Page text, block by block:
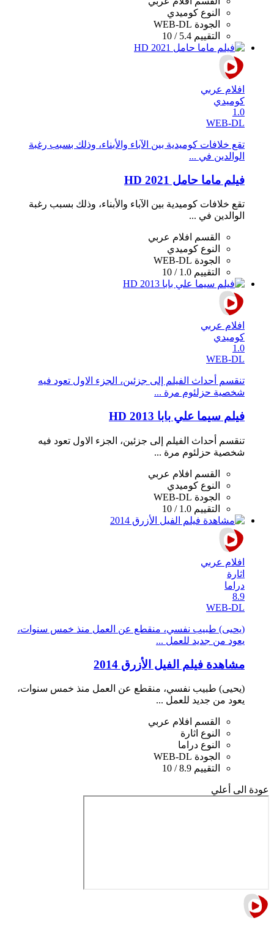
النوع كوميدي
الجودة WEB-DL
التقييم 5.4 / 10
افلام عربي
كوميدي
1.0
WEB-DL
تقع خلافات كوميدية بين الآباء والأبناء، وذلك بسبب رغبة
الوالدين في ...
فيلم ماما حامل 2021 HD
تقع خلافات كوميدية بين الآباء والأبناء، وذلك بسبب رغبة
الوالدين في ...
القسم افلام عربي
النوع كوميدي
الجودة WEB-DL
التقييم 1.0 / 10
افلام عربي
كوميدي
1.0
WEB-DL
تنقسم أحداث الفيلم إلى جزئين، الجزء الاول تعود فيه
شخصية حزلئوم مرة ...
فيلم سيما علي بابا 2013 HD
تنقسم أحداث الفيلم إلى جزئين، الجزء الاول تعود فيه
شخصية حزلئوم مرة ...
القسم
افلام عربي
النوع كوميدي
الجودة WEB-DL
التقييم 1.0 / 10
افلام عربي
اثارة
دراما
8.9
WEB-DL
(يحيى) طبيب نفسي، منقطع عن العمل منذ خمس سنوات،
يعود من جديد للعمل ...
مشاهدة فيلم الفيل الأزرق 2014
(يحيى) طبيب نفسي، منقطع عن العمل منذ خمس سنوات،
يعود من جديد للعمل ...
القسم
افلام عربي
النوع اثارة
النوع دراما
الجودة WEB-DL
التقييم 8.9 / 10
عودة الى أعلي